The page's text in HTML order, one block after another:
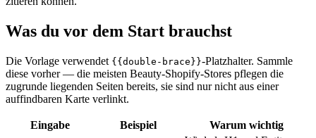
Was du vor dem Start brauchst
Die Vorlage verwendet {{double-brace}}-Platzhalter. Sammle
diese vorher — die meisten Beauty-Shopify-Stores pflegen die
zugrunde liegenden Seiten bereits, sie sind nur nicht aus einer
auffindbaren Karte verlinkt.
Eingabe Beispiel
Warum wichtig